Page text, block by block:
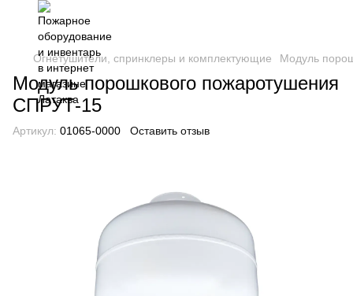
Огнетушители, спринклеры и комплектующие Модуль
Модуль порошкового пожаротушения
СПРУТ-15
Артикул: 01065-0000 Оставить отзыв